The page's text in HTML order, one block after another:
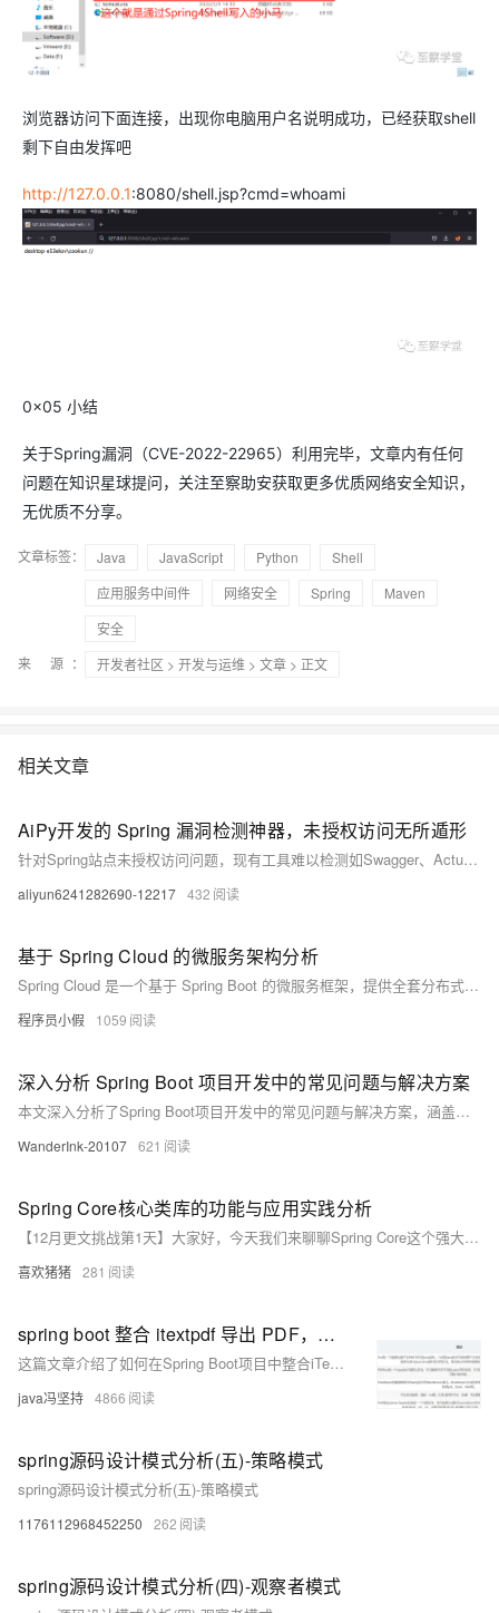
浏览器访问下面连接，出现你电脑用户名说明成功，已经获取shell
剩下自由发挥吧
http://127.0.0.1:8080/shell.jsp?cmd=whoami
0x05 小结
关于Spring漏洞（CVE-2022-22965）利用完毕，文章内有任何
问题在知识星球提问，关注至察助安获取更多优质网络安全知识，
无优质不分享。
文章标签： Java JavaScript Python
Shell
应用服务中间件
网络安全 Spring
Maven
安全
来 源：
开发者社区 > 开发与运维 > 文章 > 正文
相关文章
AiPy开发的 Spring 漏洞检测神器，未授权访问无所遁形
针对Spring站点未授权访问问题，现有工具难以检测如Swagger、Actuator等组件漏洞，且缺乏修复建议。全新AI工具基于Aipy开发，具备图形界面，支持一键扫描常见Spring组件，自动识别未授权访问风险，按漏洞类型标注并提供修复方案，扫描结果可视化展示，支持导出报告，大幅提升渗透测试与漏洞定位效率。
aliyun6241282690-12217 432
基于 Spring Cloud 的微服务架构分析
Spring Cloud 是一个基于 Spring Boot 的微服务框架，提供全套分布式系统解决方案。它整合了 Netflix、Zookeeper 等成熟技术，通过简化配置和开发流程，支持服务发现（Eureka）、负载均衡（Ribbon）、断路器（Hystrix）、API网关（Zuul）、配置管理（Config）等功能。此外，Spring Cloud 还兼容 Nacos、Consul、Etcd 等注册中心，满足不同场景需求。其核心组件如 Feign 和 Stream，进一步增强了服务调用与消息处理能力，为开发者提供了一站式微服务开发工具包。
程序员小假 1059
深入分析 Spring Boot 项目开发中的常见问题与解决方案
本文深入分析了Spring Boot项目开发中的常见问题与解决方案，涵盖视图路径冲突（Circular View Path）、ECharts图表数据异常及SQL唯一约束冲突等典型场景。通过实际案例剖析问题成因，并提供具体解决方法，如优化视图解析器配置、改进数据查询逻辑以及合理使用外键约束。同时复习了Spring MVC视图解析原理与数据库完整性知识，强调细节处理和数据验证的重要性，为开发者提供实用参考。
WanderInk-20107 621
Spring Core核心类库的功能与应用实践分析
【12月更文挑战第1天】大家好，今天我们来聊聊Spring Core这个强大的核心类库。Spring Core作为Spring框架的基础，提供了控制反转（IOC）和依赖注入（DI）等核心功能，以及企业级功能，如JNDI和定时任务等。通过本文，我们将从概述、功能点、背景、业务点、底层原理等多个方面深入剖析Spring Core，并通过多个Java示例展示其应用实践，同时指出对应实践的优缺点。
喜欢猪猪 281
spring boot 整合 itextpdf 导出 PDF，写入大文本，写入HTML代码，分析当下导出PDF的几个工具
这篇文章介绍了如何在Spring Boot项目中整合iTextPDF库来导出PDF文件，包括写入大文本和HTML代码，并分析了几种常用的Java PDF导出工具。
java冯坚持 4866
spring源码设计模式分析(五)-策略模式
spring源码设计模式分析(五)-策略模式
1176112968452250 262
spring源码设计模式分析(四)-观察者模式